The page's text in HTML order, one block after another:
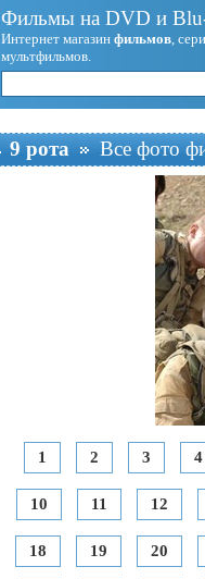
Фильмы на DVD и
Интернет магазин фильмов,
мультфильмов.
9 рота Все фото
1 2 3 4
10 11 12
18 19 20